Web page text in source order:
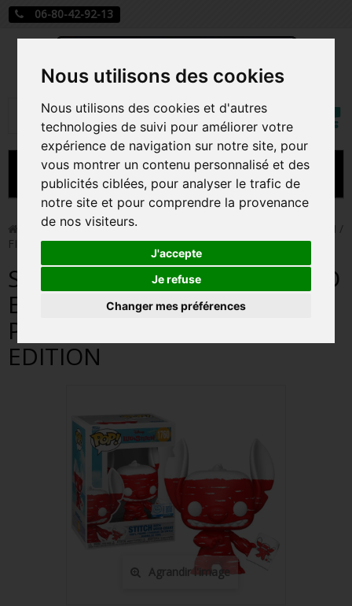
Nous utilisons des cookies
Nous utilisons des cookies et d'autres
technologies de suivi pour améliorer votre
expérience de navigation sur notre site, pour
vous montrer un contenu personnalisé et des
publicités ciblées, pour analyser le trafic de
notre site et pour comprendre la provenance
de nos visiteurs.
J'accepte
Je refuse
Changer mes préférences
06-80-42-92-13
Rechercher
Mon
MENU
CARTE A JOUER
PRÉCOMMANDE FIGURINES POP
FIGURINES POP MANGA
FIGURINES POP DISNEY
FIGURINES POP MARVEL
FIGURINES POP AUTRES FILMS
FIGURINES POP SPORTS
FIGURINES POP ANIME
FIGURINES POP HARRY POTTER
Funko Pop! > STITCH BADNESS LEVEL / LILO ET STITCH /
FIGURINE FUNKO POP / EXCLUSIVE SPECIAL EDITION
STITCH BADNESS LEVEL / LILO
ET STITCH / FIGURINE FUNKO
POP / EXCLUSIVE SPECIAL
EDITION
Agrandir l'image